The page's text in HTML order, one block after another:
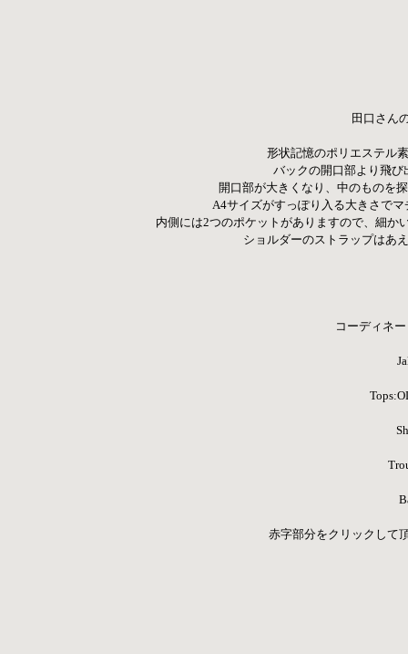
田口さん
形状記憶のポリエステル
バックの開口部より飛
開口部が大きくなり、中のものを
A4サイズがすっぽり入る大きさで
内側には2つのポケットがありますので、細
ショルダーのストラップはあ
コーディネ
赤字部分をクリックして